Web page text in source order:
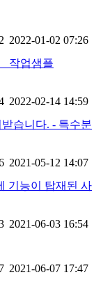
2022-01-02 07:26
작업샘플
2022-02-14 14:59
습니다. - 특수분
2021-05-12 14:07
기능이 탑재된 사
2021-06-03 16:54
2021-06-07 17:47